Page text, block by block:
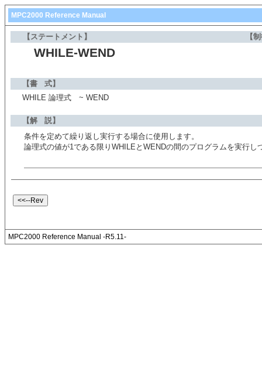
MPC2000 Reference Manual
【ステートメント】 【
WHILE-WEND
【書 式】
WHILE 論理式 ~ WEND
【解 説】
条件を定めて繰り返し実行する場合に使用します。
論理式の値が1である限りWHILEとWENDの間のプログラムを実行し
MPC2000 Reference Manual -R5.11-